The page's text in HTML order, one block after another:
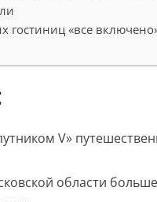
гостиниц «все
V»
области